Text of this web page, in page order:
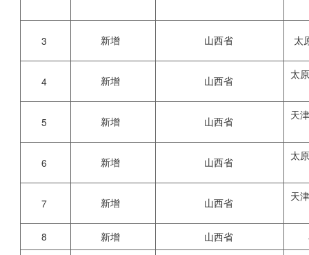
3 新增 山西省 太
4 新增 山西省 太
5 新增 山西省 天
6 新增 山西省 太
7 新增 山西省 天
8 新增 山西省